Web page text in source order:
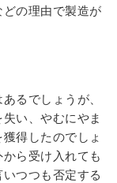
の理由で製造が
るでしょうが、
い、やむにやま
得したのでしょ
ら受け入れても
つつも否定する